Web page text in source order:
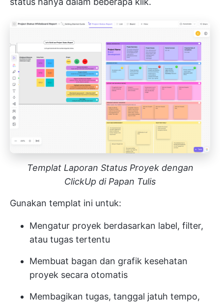
Templat Laporan Status Proyek dengan
ClickUp di Papan Tulis
Gunakan templat ini untuk:
Mengatur proyek berdasarkan label, filter,
atau tugas tertentu
Membuat bagan dan grafik kesehatan
proyek secara otomatis
Membagikan tugas, tanggal jatuh tempo,